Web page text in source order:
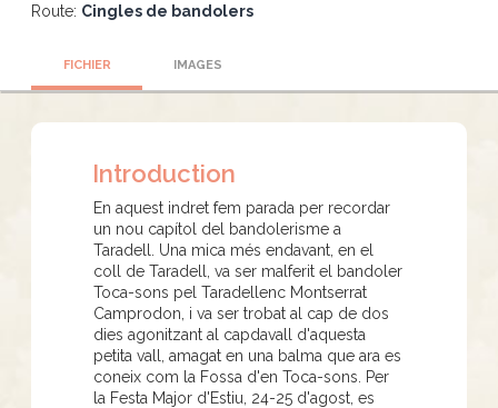
Route: Cingles de bandolers
FICHIER IMAGES
Introduction
En aquest indret fem parada per recordar
un nou capítol del bandolerisme a
Taradell. Una mica més endavant, en el
coll de Taradell, va ser malferit el bandoler
Toca-sons pel Taradellenc Montserrat
Camprodon, i va ser trobat al cap de dos
dies agonitzant al capdavall d'aquesta
petita vall, amagat en una balma que ara es
coneix com la Fossa d'en Toca-sons. Per
la Festa Major d'Estiu, 24-25 d'agost, es